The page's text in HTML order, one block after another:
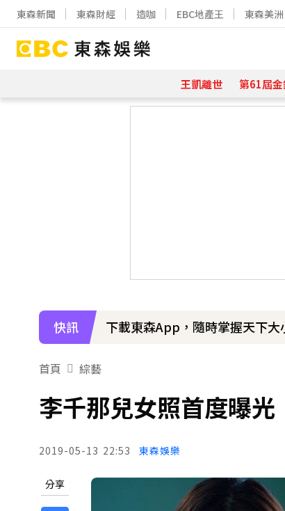
東森新聞 東森財經 造咖 EBC地產王 東森美洲
王凱離世 第61屆
快訊
下載東森App，隨時掌握天下大
首頁 綜藝
李千那兒女照首度曝
2019-05-13 22:53 東森娛樂
分享